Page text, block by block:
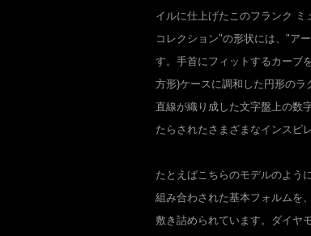
イルに仕上げたこのフランク ミ
コレクション"の形状には、"ア
す。手首にフィットするカーブ
方形)ケースに調和した円形のラ
直線が織り成した文字盤上の数
たらされたさまざまなインスピ
たとえばこちらのモデルのよう
組み合わされた基本フォルムを
敷き詰められています。ダイヤ